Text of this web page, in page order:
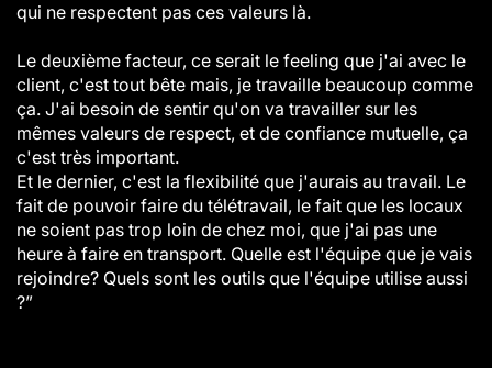
qui ne respectent pas ces valeurs là.
Le deuxième facteur, ce serait le feeling que j'ai avec le
client, c'est tout bête mais, je travaille beaucoup comme
ça. J'ai besoin de sentir qu'on va travailler sur les
mêmes valeurs de respect, et de confiance mutuelle, ça
c'est très important.
Et le dernier, c'est la flexibilité que j'aurais au travail. Le
fait de pouvoir faire du télétravail, le fait que les locaux
ne soient pas trop loin de chez moi, que j'ai pas une
heure à faire en transport. Quelle est l'équipe que je vais
rejoindre? Quels sont les outils que l'équipe utilise aussi
?”